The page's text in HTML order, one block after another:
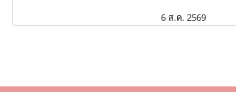
6 ส.ค. 2569